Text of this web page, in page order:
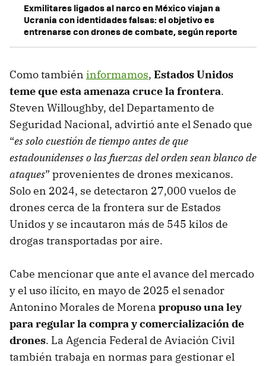
Exmilitares ligados al narco en México viajan a
Ucrania con identidades falsas: el objetivo es
entrenarse con drones de combate, según reporte
Como también informamos, Estados Unidos
teme que esta amenaza cruce la frontera.
Steven Willoughby, del Departamento de
Seguridad Nacional, advirtió ante el Senado que
“es solo cuestión de tiempo antes de que
estadounidenses o las fuerzas del orden sean blanco de
ataques” provenientes de drones mexicanos.
Solo en 2024, se detectaron 27,000 vuelos de
drones cerca de la frontera sur de Estados
Unidos y se incautaron más de 545 kilos de
drogas transportadas por aire.
Cabe mencionar que ante el avance del mercado
y el uso ilícito, en mayo de 2025 el senador
Antonino Morales de Morena propuso una ley
para regular la compra y comercialización de
drones. La Agencia Federal de Aviación Civil
también trabaja en normas para gestionar el